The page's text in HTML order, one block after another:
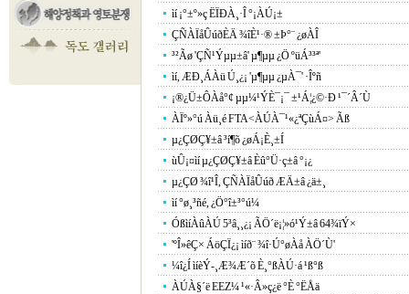
ìí ¡°±º»ç Ë­ÏÐÀ¸·Î °¡ÀÚ¡±
ÇÑÀÏåÛúðÈÄ ¾îÈ¹·® ±Þ°¨ ¿øÀÎ
³²Ãø 'ÇÑ¹Ýµµ±â' µ¶µµ ¿Ö ºüÁ³³ª'
ìí, ÆÐ¸ÁÀü Ú¸¿¡ 'µ¶µµ ¿µÀ¯' ·Îºñ
¡®¿Ü±ÔÀå°¢ µµ¼­¹ÝÈ¯¡¯ ±¹Á¦¿©·Ð ¹¯´Â´Ù
ÀÏº»°ú Àü¸é FTA<ÀÚÀ¯¹«¿ªÇùÁ¤> Ãß
µ¿ÇØÇ¥±â ³í¶õ ¿øÁ¡È¸±Í
ùÛ¡¤ìí µ¿ÇØÇ¥±â Èû°Ü·ç±â °¡¿­
µ¿ÇØ ¾î¹Î, ÇÑÀÏåÛúð ÆÄ±â ¿ä±¸
ìí °ø¸³ñé, ¿Ö°î±³°ú¼­
ÓßìíÀûÀÚ 5³â¸¸¿¡ ÃÖ´ë¡¦»ó¹Ý±â 64¾ïÝ×
'ºÎ»êÇ× ÁöÇÏ¿¡ ìíð¨ ¾î·Ú°øÀå ÀÖ´Ù'
¼î¿Í ìíèÝ-¸Æ¾Æ´õ È¸°ßÀÚ·á ¹ß°ß
ÀÚÀ§´ë EEZ¼­ ¹«·Â»ç¿ë °­È­ °ËÅä